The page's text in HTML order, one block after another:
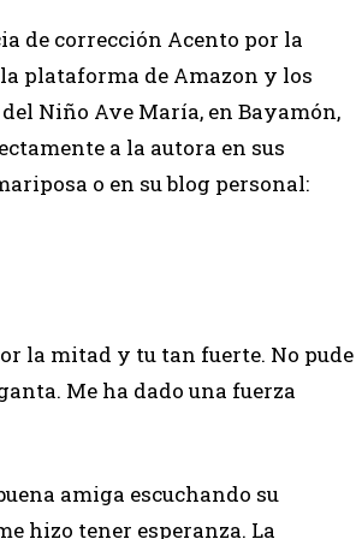
de corrección Acento por la
plataforma de Amazon y los
Niño Ave María, en Bayamón,
a la autora en sus
o en su blog personal:
la mitad y tu tan fuerte. No pude
Me ha dado una fuerza
amiga escuchando su
hizo tener esperanza. La